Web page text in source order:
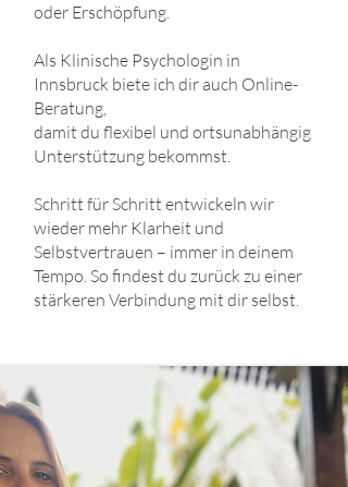
oder Erschöpfung.
Als Klinische Psychologin in
Innsbruck biete ich dir auch Online-
Beratung,
damit du flexibel und ortsunabhängig
Unterstützung bekommst.
Schritt für Schritt entwickeln wir
wieder mehr Klarheit und
Selbstvertrauen – immer in deinem
Tempo. So findest du zurück zu einer
stärkeren Verbindung mit dir selbst.